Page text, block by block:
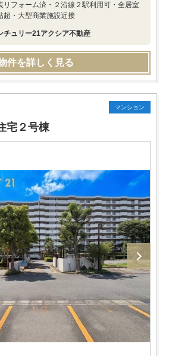
リフォーム済・２沿線２駅利用可・全居室
超・大型商業施設近接
チュリー21アクシア不動産
件を詳しく見る
マンション
宅２号棟